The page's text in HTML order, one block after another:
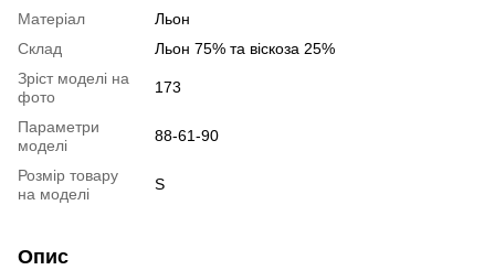
Матеріал
Льон
Склад
Льон 75% та віскоза 25%
Зріст моделі на
фото
173
Параметри
моделі
88-61-90
Розмір товару
на моделі
S
Опис